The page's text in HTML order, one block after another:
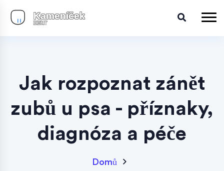
Jak rozpoznat zánět
zubů u psa - příznaky,
diagnóza a péče
Domů